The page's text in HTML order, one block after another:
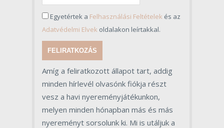
Egyetértek a Felhasználási Feltételek és az
Adatvédelmi Elvek oldalakon leírtakkal.
FELIRATKOZÁS
Amíg a feliratkozott állapot tart, addig
minden hírlevél olvasónk fiókja részt
vesz a havi nyereményjátékunkon,
melyen minden hónapban más és más
nyereményt sorsolunk ki. Mi is utáljuk a